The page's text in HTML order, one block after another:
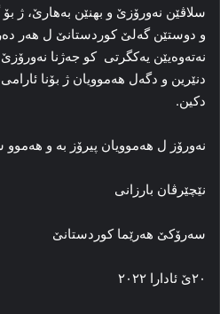
سلاڤێن نەورۆزێ و بهنێن بەهارێ، ژ
و دوستێن گەلێ کوردستانێ ل هەر
نەتەوەیێن یەکگرتی کو جەژنا
دنێرین و دگەل هەموویان ژ بۆنا
دکین.
نەورۆز ل هەموویان پیرۆز بە و
نێچێرڤان بارزانی
سەرۆکێ هەرێما کوردستانێ
٢٠ێ ئادارا ٢٠٢٢